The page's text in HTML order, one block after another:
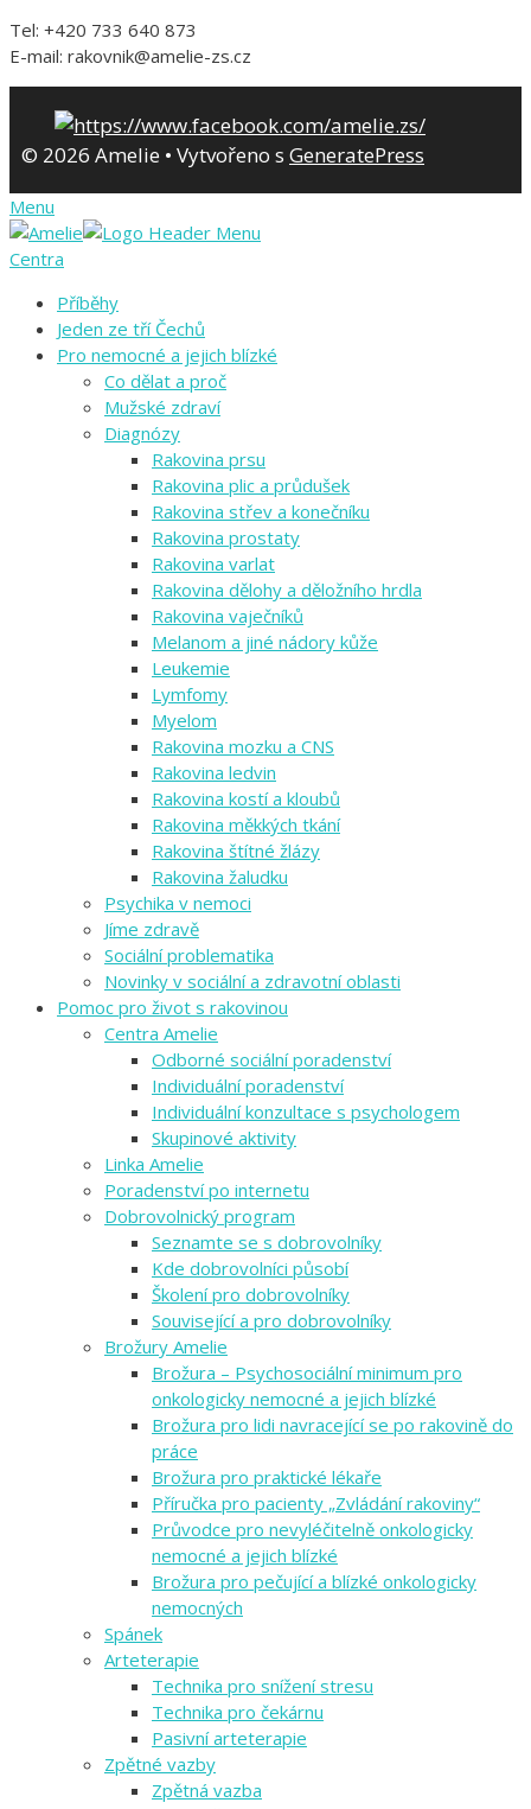
Tel: +420 733 640 873
E-mail: rakovnik@amelie-zs.cz
© 2026 Amelie • Vytvořeno s GeneratePress
Menu
Centra
Příběhy
Jeden ze tří Čechů
Pro nemocné a jejich blízké
Co dělat a proč
Mužské zdraví
Diagnózy
Rakovina prsu
Rakovina plic a průdušek
Rakovina střev a konečníku
Rakovina prostaty
Rakovina varlat
Rakovina dělohy a děložního hrdla
Rakovina vaječníků
Melanom a jiné nádory kůže
Leukemie
Lymfomy
Myelom
Rakovina mozku a CNS
Rakovina ledvin
Rakovina kostí a kloubů
Rakovina měkkých tkání
Rakovina štítné žlázy
Rakovina žaludku
Psychika v nemoci
Jíme zdravě
Sociální problematika
Novinky v sociální a zdravotní oblasti
Pomoc pro život s rakovinou
Centra Amelie
Odborné sociální poradenství
Individuální poradenství
Individuální konzultace s psychologem
Skupinové aktivity
Linka Amelie
Poradenství po internetu
Dobrovolnický program
Seznamte se s dobrovolníky
Kde dobrovolníci působí
Školení pro dobrovolníky
Související a pro dobrovolníky
Brožury Amelie
Brožura – Psychosociální minimum pro
onkologicky nemocné a jejich blízké
Brožura pro lidi navracející se po rakovině do
práce
Brožura pro praktické lékaře
Příručka pro pacienty „Zvládání rakoviny“
Průvodce pro nevyléčitelně onkologicky
nemocné a jejich blízké
Brožura pro pečující a blízké onkologicky
nemocných
Spánek
Arteterapie
Technika pro snížení stresu
Technika pro čekárnu
Pasivní arteterapie
Zpětné vazby
Zpětná vazba